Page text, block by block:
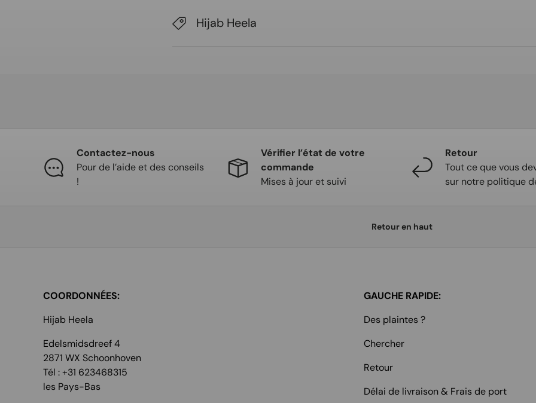
Hijab Heela
Contactez-nous
Pour de l’aide et des conseils
!
Vérifier l’état de votre
commande
Mises à jour et suivi
Retour
Tout ce que vous
sur notre politique
Retour en haut
COORDONNÉES:
Hijab Heela
Edelsmidsdreef 4
2871 WX Schoonhoven
Tél : +31 623468315
les Pays-Bas
GAUCHE RAPIDE:
Des plaintes ?
Chercher
Retour
Délai de livraison & Frais de port